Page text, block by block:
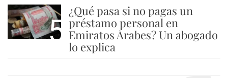
5
¿Qué pasa si no pagas un
préstamo personal en
Emiratos Árabes? Un abogado
lo explica